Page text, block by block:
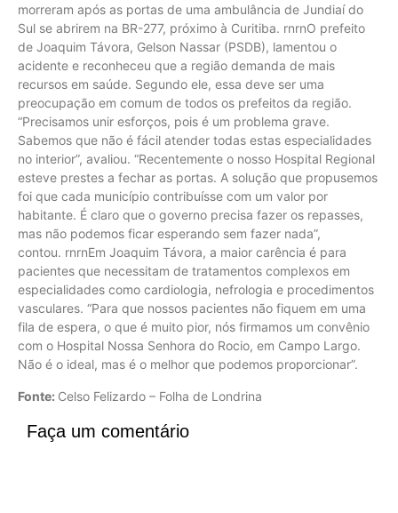
morreram após as portas de uma ambulância de Jundiaí do
Sul se abrirem na BR-277, próximo à Curitiba. rnrnO prefeito
de Joaquim Távora, Gelson Nassar (PSDB), lamentou o
acidente e reconheceu que a região demanda de mais
recursos em saúde. Segundo ele, essa deve ser uma
preocupação em comum de todos os prefeitos da região.
“Precisamos unir esforços, pois é um problema grave.
Sabemos que não é fácil atender todas estas especialidades
no interior”, avaliou. “Recentemente o nosso Hospital Regional
esteve prestes a fechar as portas. A solução que propusemos
foi que cada município contribuísse com um valor por
habitante. É claro que o governo precisa fazer os repasses,
mas não podemos ficar esperando sem fazer nada”,
contou. rnrnEm Joaquim Távora, a maior carência é para
pacientes que necessitam de tratamentos complexos em
especialidades como cardiologia, nefrologia e procedimentos
vasculares. “Para que nossos pacientes não fiquem em uma
fila de espera, o que é muito pior, nós firmamos um convênio
com o Hospital Nossa Senhora do Rocio, em Campo Largo.
Não é o ideal, mas é o melhor que podemos proporcionar”.
Fonte: Celso Felizardo – Folha de Londrina
Faça um comentário